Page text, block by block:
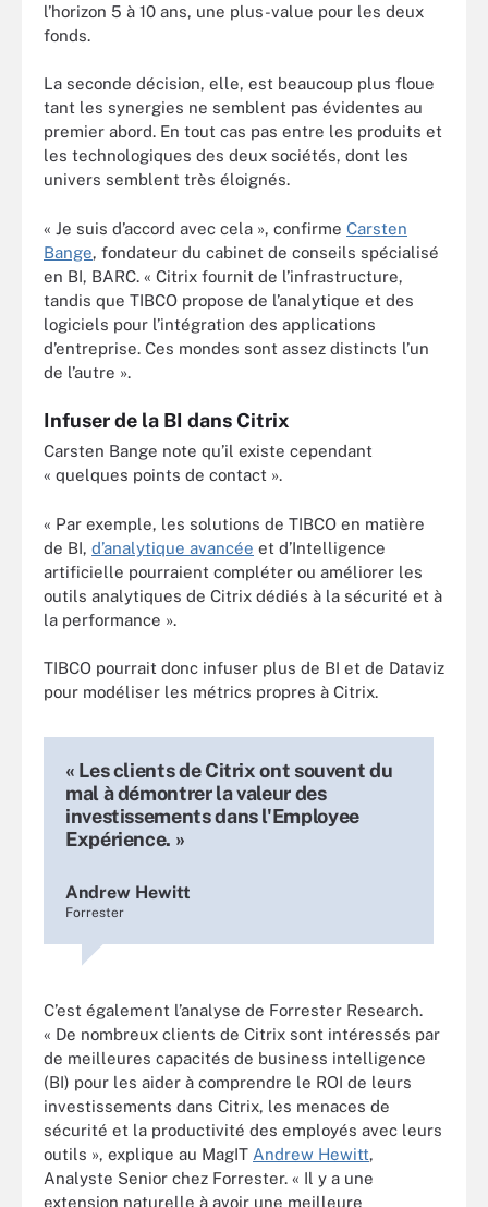
l’horizon 5 à 10 ans, une plus-value pour les deux
fonds.
La seconde décision, elle, est beaucoup plus floue
tant les synergies ne semblent pas évidentes au
premier abord. En tout cas pas entre les produits et
les technologiques des deux sociétés, dont les
univers semblent très éloignés.
« Je suis d’accord avec cela », confirme Carsten
Bange, fondateur du cabinet de conseils spécialisé
en BI, BARC. « Citrix fournit de l’infrastructure,
tandis que TIBCO propose de l’analytique et des
logiciels pour l’intégration des applications
d’entreprise. Ces mondes sont assez distincts l’un
de l’autre ».
Infuser de la BI dans Citrix
Carsten Bange note qu’il existe cependant
« quelques points de contact ».
« Par exemple, les solutions de TIBCO en matière
de BI, d’analytique avancée et d’Intelligence
artificielle pourraient compléter ou améliorer les
outils analytiques de Citrix dédiés à la sécurité et à
la performance ».
TIBCO pourrait donc infuser plus de BI et de Dataviz
pour modéliser les métrics propres à Citrix.
« Les clients de Citrix ont souvent du
mal à démontrer la valeur des
investissements dans l'Employee
Expérience. »
Andrew Hewitt
Forrester
C’est également l’analyse de Forrester Research.
« De nombreux clients de Citrix sont intéressés par
de meilleures capacités de business intelligence
(BI) pour les aider à comprendre le ROI de leurs
investissements dans Citrix, les menaces de
sécurité et la productivité des employés avec leurs
outils », explique au MagIT Andrew Hewitt,
Analyste Senior chez Forrester. « Il y a une
extension naturelle à avoir une meilleure